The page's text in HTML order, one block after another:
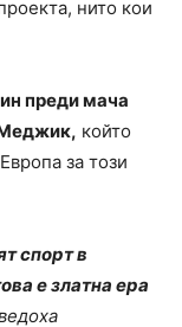
нито кои
преди мача
който
за този
спорт в
е златна ера